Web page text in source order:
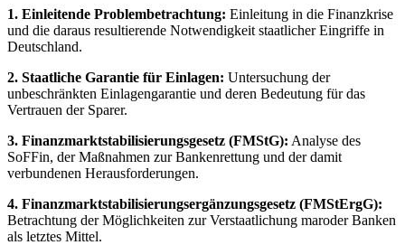
1. Einleitende Problembetrachtung: Einleitung in die Finanzkrise
und die daraus resultierende Notwendigkeit staatlicher Eingriffe in
Deutschland.
2. Staatliche Garantie für Einlagen: Untersuchung der
unbeschränkten Einlagengarantie und deren Bedeutung für das
Vertrauen der Sparer.
3. Finanzmarktstabilisierungsgesetz (FMStG): Analyse des
SoFFin, der Maßnahmen zur Bankenrettung und der damit
verbundenen Herausforderungen.
4. Finanzmarktstabilisierungsergänzungsgesetz (FMStErgG):
Betrachtung der Möglichkeiten zur Verstaatlichung maroder Banken
als letztes Mittel.